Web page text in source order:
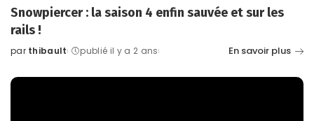
Snowpiercer : la saison 4 enfin sauvée et sur les
rails !
Posted
par thibault publié il y a 2 ans En savoir plus